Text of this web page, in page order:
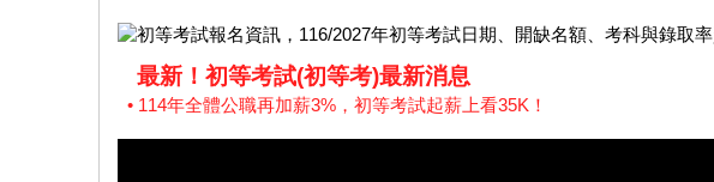
最新！初等考試(初等考)最新消息
• 114年全體公職再加薪3%，初等考試起薪上看35K！